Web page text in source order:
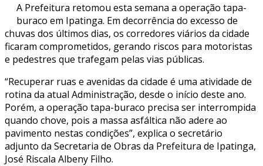
A Prefeitura retomou esta semana a operação tapa-
buraco em Ipatinga. Em decorrência do excesso de
chuvas dos últimos dias, os corredores viários da cidade
ficaram comprometidos, gerando riscos para motoristas
e pedestres que trafegam pelas vias públicas.
“Recuperar ruas e avenidas da cidade é uma atividade de
rotina da atual Administração, desde o início deste ano.
Porém, a operação tapa-buraco precisa ser interrompida
quando chove, pois a massa asfáltica não adere ao
pavimento nestas condições”, explica o secretário
adjunto da Secretaria de Obras da Prefeitura de Ipatinga,
José Riscala Albeny Filho.